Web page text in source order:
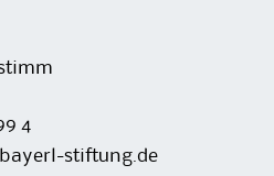
4
stiftung.de